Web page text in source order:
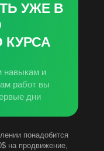
УЖЕ В
КУРСА
навыкам и
работ вы
дни
понадобится
на продвижение,